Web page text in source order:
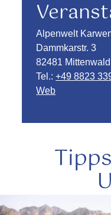
Alpenwelt
Dammkarstr. 3
82481 Mittenwald
Tel.:+49 8823
Web